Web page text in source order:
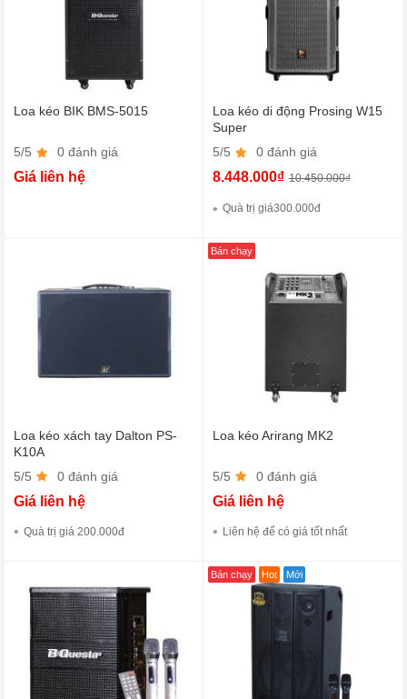
Loa kéo BIK BMS-5015
5/5 0 đánh giá
Giá liên hệ
Loa kéo di động Prosing W15
Super
5/5
0 đánh giá
8.448.000₫ 10.450.000₫
Quà trị giá300.000đ
Loa kéo xách tay Dalton PS-
K10A
5/5
0 đánh giá
Giá liên hệ
Quà trị giá 200.000đ
Loa kéo Arirang MK2
5/5 0 đánh giá
Giá liên hệ
Liên hệ để có giá tốt nhất
Bán chạy
Bán chạy Hot Mới